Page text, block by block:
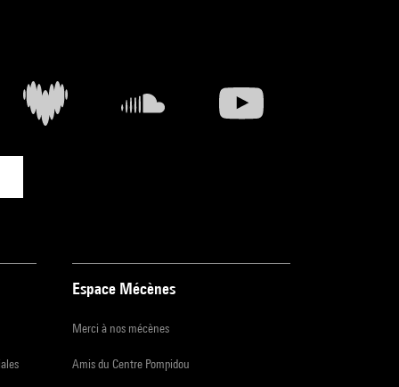
Espace Mécènes
Merci à nos mécènes
Amis du Centre Pompidou